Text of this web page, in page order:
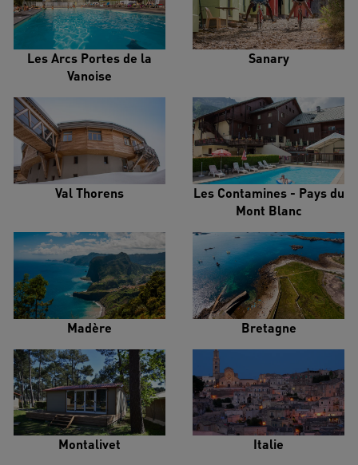
Les Arcs Portes de la
Vanoise
Sanary
Val Thorens
Les Contamines - Pays du
Mont Blanc
Madère Bretagne
Montalivet Italie